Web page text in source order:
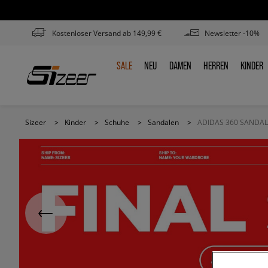
Kostenloser Versand ab 149,99 € Newsletter -10%
SALE
SALE NEU
NEU DAMEN
DAMEN HERREN
HERREN KINDER
KINDER
Sizeer > Kinder > Schuhe > Sandalen > ADIDAS 360